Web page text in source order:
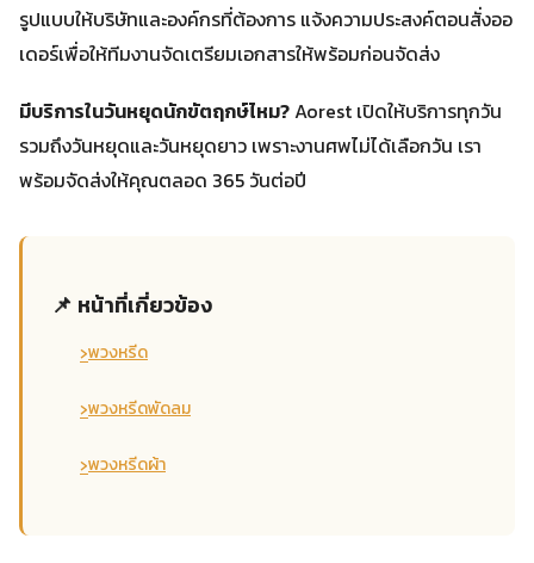
รูปแบบให้บริษัทและองค์กรที่ต้องการ แจ้งความประสงค์ตอนสั่งออ
เดอร์เพื่อให้ทีมงานจัดเตรียมเอกสารให้พร้อมก่อนจัดส่ง
มีบริการในวันหยุดนักขัตฤกษ์ไหม?Aorest เปิดให้บริการทุกวัน
รวมถึงวันหยุดและวันหยุดยาว เพราะงานศพไม่ได้เลือกวัน เรา
พร้อมจัดส่งให้คุณตลอด 365 วันต่อปี
📌 หน้าที่เกี่ยวข้อง
›พวงหรีด
›พวงหรีดพัดลม
›พวงหรีดผ้า